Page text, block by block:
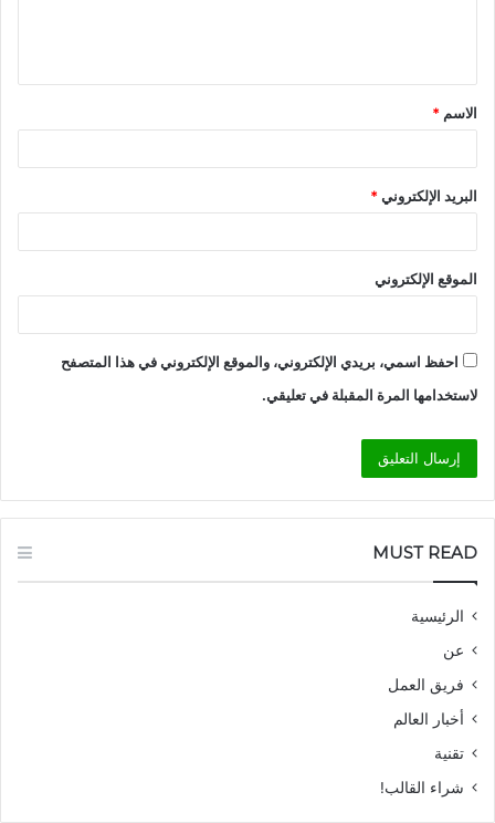
ق
*
الاسم *
البريد الإلكتروني*
الموقع الإلكتروني
احفظ اسمي، بريدي الإلكتروني، والموقع الإلكتروني في هذا المتصفح
لاستخدامها المرة المقبلة في تعليقي.
MUST READ
الرئيسية
عن
فريق العمل
أخبار العالم
تقنية
شراء القالب!